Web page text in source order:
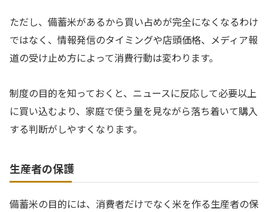
ただし、備蓄米があるから買い占めが完全になくなるわけ
ではなく、情報発信のタイミングや店頭価格、メディア報
道の受け止め方によって消費行動は変わります。
制度の目的を知っておくと、ニュースに反応して必要以上
に買い込むより、家庭で使う量を見ながら落ち着いて購入
する判断がしやすくなります。
生産者の保護
備蓄米の目的には、消費者だけでなく米を作る生産者の保